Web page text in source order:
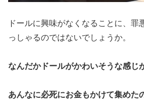
ドールに興味がなくなることに、罪
っしゃるのではないでしょうか。
なんだかドールがかわいそうな感じ
あんなに必死にお金もかけて集めた